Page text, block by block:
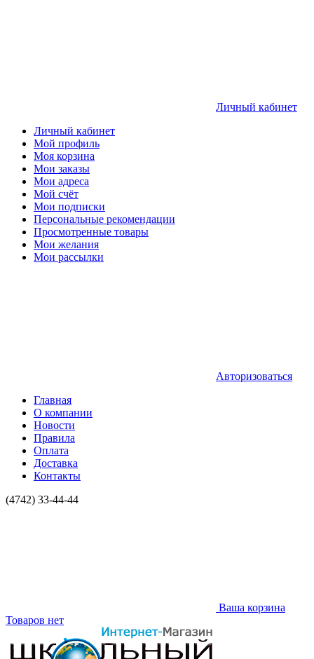
Личный кабинет
Личный кабинет
Мой профиль
Моя корзина
Мои заказы
Мои адреса
Мой счёт
Мои подписки
Персональные рекомендации
Просмотренные товары
Мои желания
Мои рассылки
Авторизоваться
Главная
О компании
Новости
Правила
Оплата
Доставка
Контакты
(4742) 33-44-44
Ваша корзина
Товаров нет